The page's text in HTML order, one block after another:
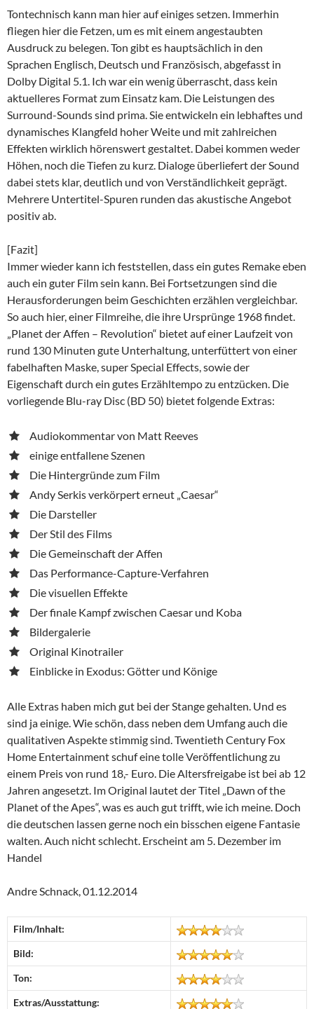
Tontechnisch kann man hier auf einiges setzen. Immerhin
fliegen hier die Fetzen, um es mit einem angestaubten
Ausdruck zu belegen. Ton gibt es hauptsächlich in den
Sprachen Englisch, Deutsch und Französisch, abgefasst in
Dolby Digital 5.1. Ich war ein wenig überrascht, dass kein
aktuelleres Format zum Einsatz kam. Die Leistungen des
Surround-Sounds sind prima. Sie entwickeln ein lebhaftes und
dynamisches Klangfeld hoher Weite und mit zahlreichen
Effekten wirklich hörenswert gestaltet. Dabei kommen weder
Höhen, noch die Tiefen zu kurz. Dialoge überliefert der Sound
dabei stets klar, deutlich und von Verständlichkeit geprägt.
Mehrere Untertitel-Spuren runden das akustische Angebot
positiv ab.
[Fazit]
Immer wieder kann ich feststellen, dass ein gutes Remake eben
auch ein guter Film sein kann. Bei Fortsetzungen sind die
Herausforderungen beim Geschichten erzählen vergleichbar.
So auch hier, einer Filmreihe, die ihre Ursprünge 1968 findet.
„Planet der Affen – Revolution“ bietet auf einer Laufzeit von
rund 130 Minuten gute Unterhaltung, unterfüttert von einer
fabelhaften Maske, super Special Effects, sowie der
Eigenschaft durch ein gutes Erzähltempo zu entzücken. Die
vorliegende Blu-ray Disc (BD 50) bietet folgende Extras:
Audiokommentar von Matt Reeves
einige entfallene Szenen
Die Hintergründe zum Film
Andy Serkis verkörpert erneut „Caesar“
Die Darsteller
Der Stil des Films
Die Gemeinschaft der Affen
Das Performance-Capture-Verfahren
Die visuellen Effekte
Der finale Kampf zwischen Caesar und Koba
Bildergalerie
Original Kinotrailer
Einblicke in Exodus: Götter und Könige
Alle Extras haben mich gut bei der Stange gehalten. Und es
sind ja einige. Wie schön, dass neben dem Umfang auch die
qualitativen Aspekte stimmig sind. Twentieth Century Fox
Home Entertainment schuf eine tolle Veröffentlichung zu
einem Preis von rund 18,- Euro. Die Altersfreigabe ist bei ab 12
Jahren angesetzt. Im Original lautet der Titel „Dawn of the
Planet of the Apes“, was es auch gut trifft, wie ich meine. Doch
die deutschen lassen gerne noch ein bisschen eigene Fantasie
walten. Auch nicht schlecht. Erscheint am 5. Dezember im
Handel
Andre Schnack, 01.12.2014
Film/Inhalt:
Bild:
Ton:
Extras/Ausstattung: